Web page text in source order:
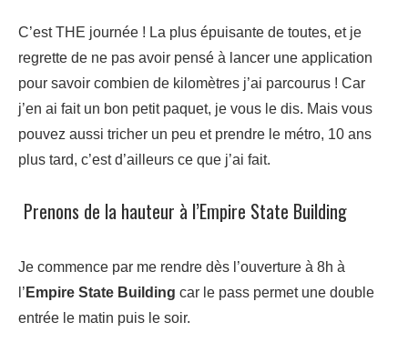
C’est THE journée ! La plus épuisante de toutes, et je
regrette de ne pas avoir pensé à lancer une application
pour savoir combien de kilomètres j’ai parcourus ! Car
j’en ai fait un bon petit paquet, je vous le dis. Mais vous
pouvez aussi tricher un peu et prendre le métro, 10 ans
plus tard, c’est d’ailleurs ce que j’ai fait.
Prenons de la hauteur à l’Empire State Building
Je commence par me rendre dès l’ouverture à 8h à
l’ Empire State Building car le pass permet une double
entrée le matin puis le soir.